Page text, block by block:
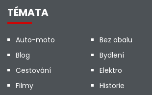
TÉMATA
Auto-moto
Bez obalu
Blog
Bydlení
Cestování
Elektro
Filmy
Historie